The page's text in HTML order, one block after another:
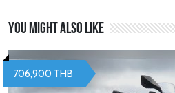
You might also like
706,900 THB